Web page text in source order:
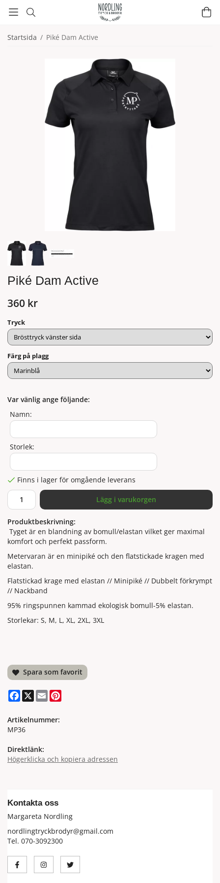
Startsida / Piké Dam Active
Piké Dam Active
360 kr
Tryck
Färg på plagg
Var vänlig ange följande:
Namn:
Storlek:
Finns i lager för omgående leverans
Lägg i varukorgen
Produktbeskrivning:
Tyget är en blandning av bomull/elastan vilket ger maximal
komfort och perfekt passform.
Metervaran är en minipiké och den flatstickade kragen med
elastan.
Flatstickad krage med elastan // Minipiké // Dubbelt förkrympt
// Nackband
95% ringspunnen kammad ekologisk bomull-5% elastan.
Storlekar: S, M, L, XL, 2XL, 3XL
Spara som favorit
Facebook
X Email
Artikelnummer:
MP36
Direktlänk:
Högerklicka och kopiera adressen
Kontakta oss
Margareta Nordling
nordlingtryckbrodyr@gmail.com
Tel. 070-3092300